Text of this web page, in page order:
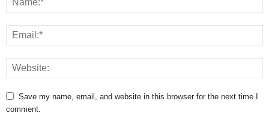
Save my name, email, and website in this browser for the next time I
comment.